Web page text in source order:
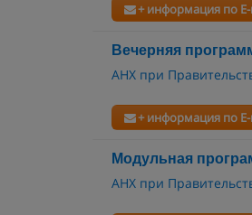
+ информация по
Вечерняя
АНХ при
+ информация по
Модульная
АНХ при